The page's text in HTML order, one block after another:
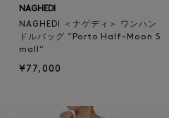
NAGHEDI
NAGHEDI ＜ナゲディ＞ ワンハン
ドルバッグ “Porto Half-Moon S
mall“
¥77,000